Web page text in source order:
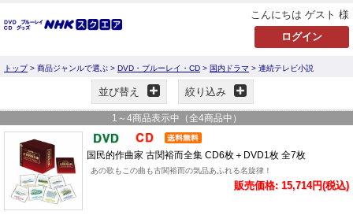
こんにちは ゲスト 様
トップ> 商品ジャンルで選ぶ > DVD・ブルーレイ・CD > 国内ドラマ > 連続テレビ小説
並び替え 絞り込み
1 ～ 4商品表示中（全4商品中）
国民的作曲家 古関裕而全集 CD6枚＋DVD1枚 全7枚
あの歌もこの曲も古関裕而の気品あふれる名旋律！
販売価格: 15,714円(税込)